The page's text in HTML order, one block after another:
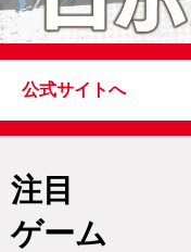
公式サイトへ
注目
ゲーム